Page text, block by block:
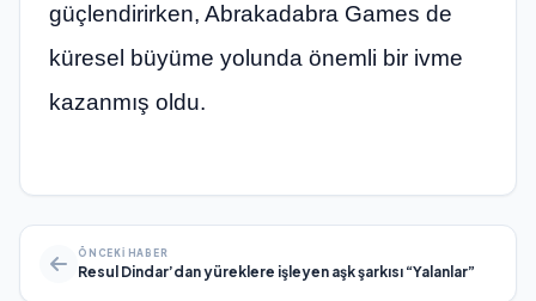
güçlendirirken, Abrakadabra Games de
küresel büyüme yolunda önemli bir ivme
kazanmış oldu.
ÖNCEKI HABER
Resul Dindar’dan yüreklere işleyen aşk şarkısı “Yalanlar”